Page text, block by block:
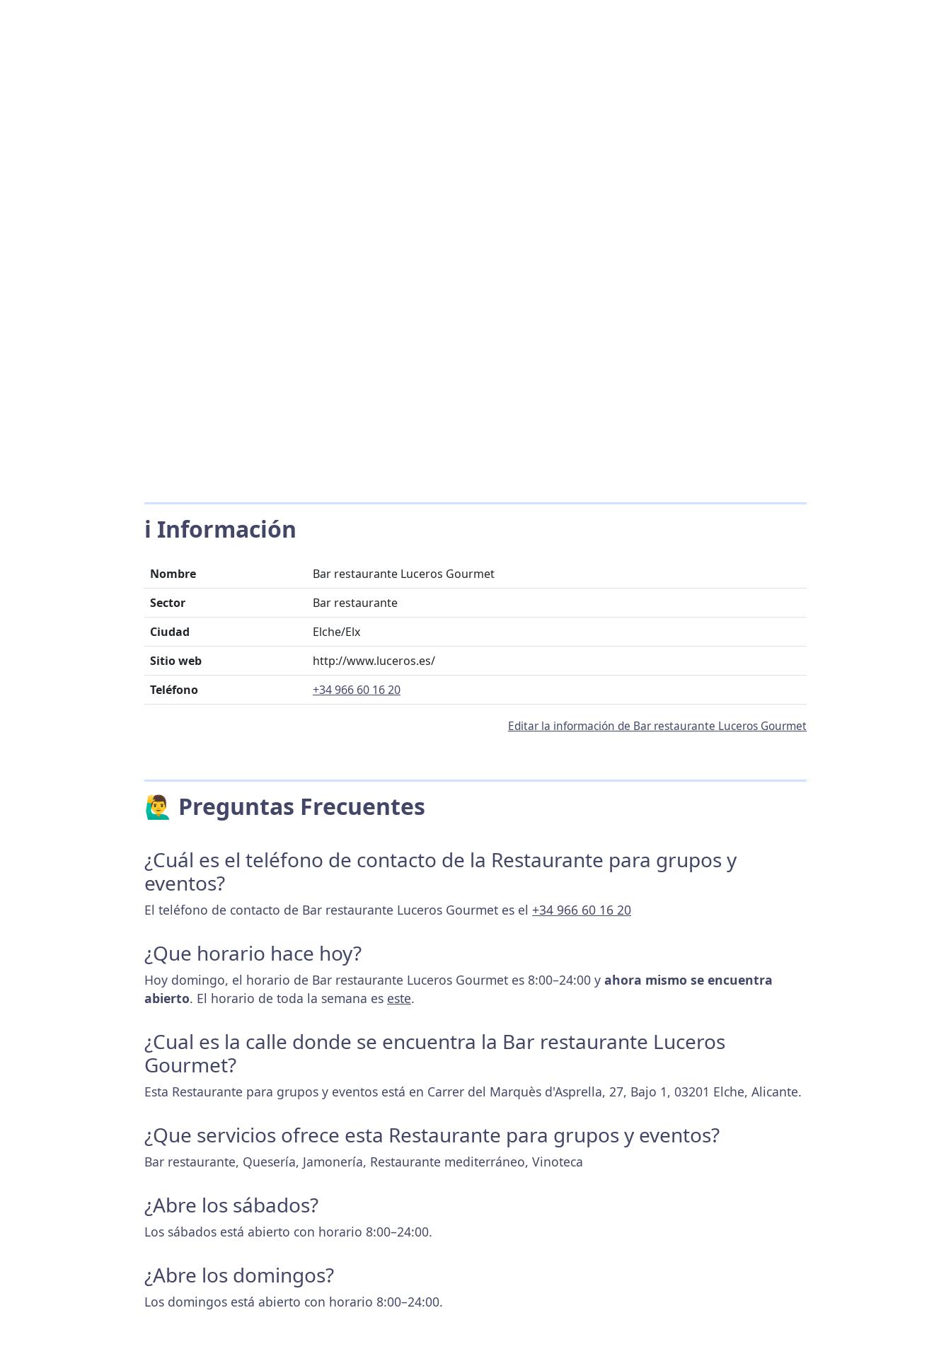
ℹ️ Información
Nombre
Bar restaurante Luceros Gourmet
Sector
Bar restaurante
Ciudad
Elche/Elx
Sitio web
http://www.luceros.es/
Teléfono
+34 966 60 16 20
Editar la información de Bar restaurante Luceros Gourmet
🙋‍♂️ Preguntas Frecuentes
¿Cuál es el teléfono de contacto de la Restaurante para grupos y
eventos?
El teléfono de contacto de Bar restaurante Luceros Gourmet es el +34 966 60 16 20
¿Que horario hace hoy?
Hoy domingo, el horario de Bar restaurante Luceros Gourmet es 8:00–24:00 y ahora mismo se encuentra
abierto. El horario de toda la semana es este.
¿Cual es la calle donde se encuentra la Bar restaurante Luceros
Gourmet?
Esta Restaurante para grupos y eventos está en Carrer del Marquès d'Asprella, 27, Bajo 1, 03201 Elche, Alicante.
¿Que servicios ofrece esta Restaurante para grupos y eventos?
Bar restaurante, Quesería, Jamonería, Restaurante mediterráneo, Vinoteca
¿Abre los sábados?
Los sábados está abierto con horario 8:00–24:00.
¿Abre los domingos?
Los domingos está abierto con horario 8:00–24:00.